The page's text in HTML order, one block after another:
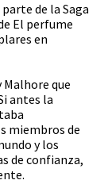
de la Saga
El perfume
en
que
antes la
miembros de
y los
de confianza,